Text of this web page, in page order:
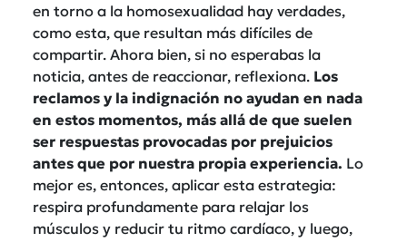
en torno a la homosexualidad hay verdades,
como esta, que resultan más difíciles de
compartir. Ahora bien, si no esperabas la
noticia, antes de reaccionar, reflexiona. Los
reclamos y la indignación no ayudan en nada
en estos momentos, más allá de que suelen
ser respuestas provocadas por prejuicios
antes que por nuestra propia experiencia. Lo
mejor es, entonces, aplicar esta estrategia:
respira profundamente para relajar los
músculos y reducir tu ritmo cardíaco, y luego,